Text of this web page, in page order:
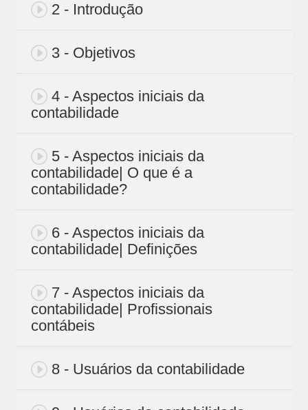
2 - Introdução
3 - Objetivos
4 - Aspectos iniciais da
contabilidade
5 - Aspectos iniciais da
contabilidade| O que é a
contabilidade?
6 - Aspectos iniciais da
contabilidade| Definições
7 - Aspectos iniciais da
contabilidade| Profissionais
contábeis
8 - Usuários da contabilidade